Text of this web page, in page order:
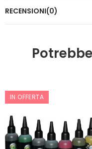
RECENSIONI(0)
IN OFFERTA